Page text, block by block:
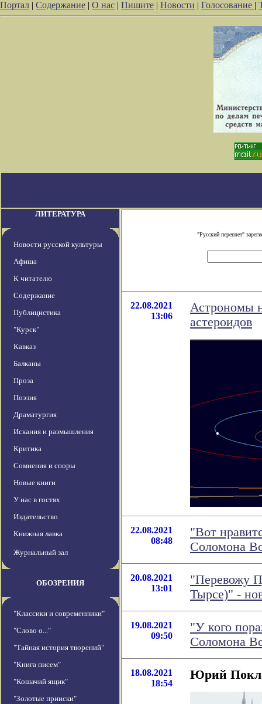
Портал | Содержание | О нас | Пишите | Новости | Голосование |
ЛИТЕРАТУРА
Новости русской культуры
Афиша
К читателю
Содержание
Публицистика
"Курск"
Кавказ
Балканы
Проза
Поэзия
Драматургия
Искания и размышления
Критика
Сомнения и споры
Новые книги
У нас в гостях
Издательство
Книжная лавка
Журнальный зал
ОБОЗРЕНИЯ
"Классики и современники"
"Слово о..."
"Тайная история творений"
"Книга писем"
"Кошачий ящик"
"Золотые прииски"
"Русский переплет"
22.08.2021
13:06
Астрономы
астероидов
22.08.2021
08:48
"Вот
Соломона
20.08.2021
13:01
"Перевожу
Тырсе)" -
19.08.2021
09:50
"У кого
Соломона
18.08.2021
18:54
Юрий